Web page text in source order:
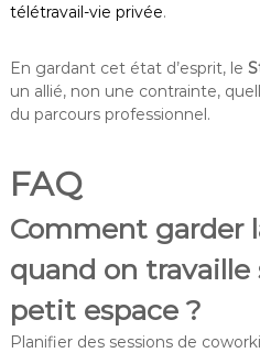
télétravail-vie privée.
En gardant cet état d’esprit, le
un allié, non une contrainte,
du parcours professionnel.
FAQ
Comment garder
quand on travaille
petit espace ?
Planifier des sessions de